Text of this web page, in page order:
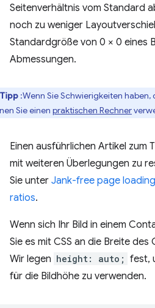
Seitenverhältnis vom Standard
noch zu weniger
Standardgröße von 0 × 0 eines
Abmessungen.
Tipp :Wenn Sie Schwierigkeiten
Sie einen praktischen Rechner
Einen ausführlichen Artikel zum
mit weiteren Überlegungen zu
Sie unter Jank-free page
ratios.
Wenn sich Ihr Bild in einem
Sie es mit CSS an die Breite
Wir legen height: auto; fest,
für die Bildhöhe zu verwenden.